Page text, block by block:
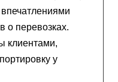
о перевозках.
клиентами,
у